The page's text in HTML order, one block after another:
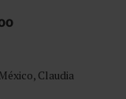
Claudia